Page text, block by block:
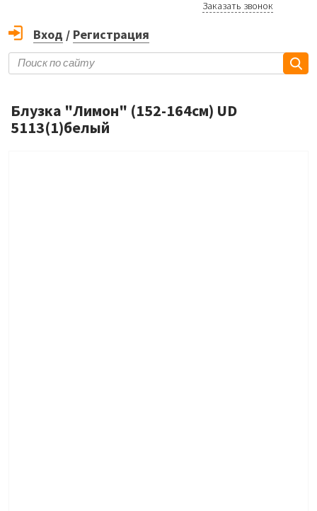
Заказать звонок
Вход / Регистрация
Блузка "Лимон" (152-164см) UD
5113(1)белый